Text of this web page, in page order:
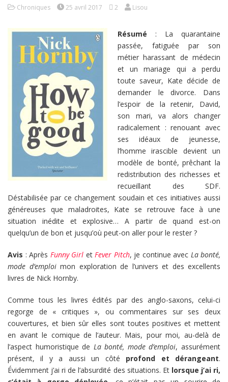
Chroniques 25 avril 2017 2 Lisou
Résumé : La quarantaine
passée, fatiguée par son
métier harassant de médecin
et un mariage qui a perdu
toute saveur, Kate décide de
demander le divorce. Dans
l’espoir de la retenir, David,
son mari, va alors changer
radicalement : renouant avec
ses idéaux de jeunesse,
l’homme irascible devient un
modèle de bonté, prêchant la
redistribution des richesses et
recueillant des SDF.
Déstabilisée par ce changement soudain et ces initiatives aussi
généreuses que maladroites, Kate se retrouve face à une
situation inédite et explosive… A partir de quand est-on
quelqu’un de bon et jusqu’où peut-on aller pour le rester ?
Avis : Après Funny Girl et Fever Pitch, je continue avec La bonté,
mode d’emploi mon exploration de l’univers et des excellents
livres de Nick Hornby.
Comme tous les livres édités par des anglo-saxons, celui-ci
regorge de « critiques », ou commentaires sur ses deux
couvertures, et bien sûr elles sont toutes positives et mettent
en avant le comique de l’auteur. Mais, pour moi, au-delà de
l’aspect humoristique de La bonté, mode d’emploi, assurément
présent, il y a aussi un côté profond et dérangeant.
Évidemment j’ai ri de l’absurdité des situations. Et lorsque j’ai ri,